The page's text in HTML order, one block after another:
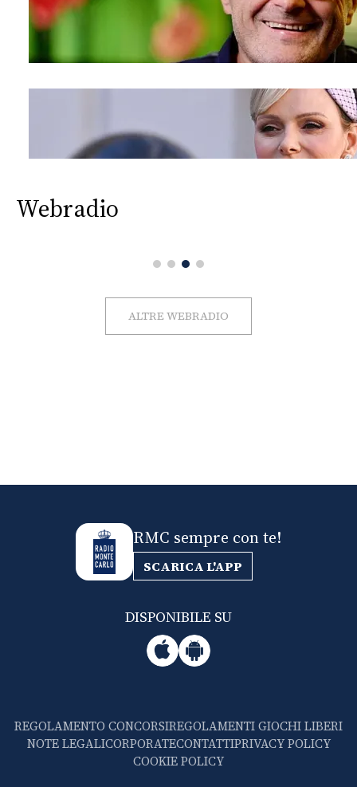
Webradio
ALTRE WEBRADIO
RMC sempre con te!
SCARICA L'APP
DISPONIBILE SU
REGOLAMENTO CONCORSIREGOLAMENTI GIOCHI LIBERI
NOTE LEGALICORPORATECONTATTIPRIVACY POLICY
COOKIE POLICY